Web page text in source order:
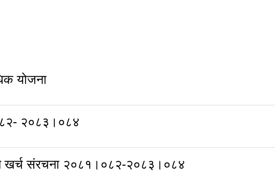
योजना
२०८३।०८४
खर्च संरचना २०८१।०८२-२०८३।०८४